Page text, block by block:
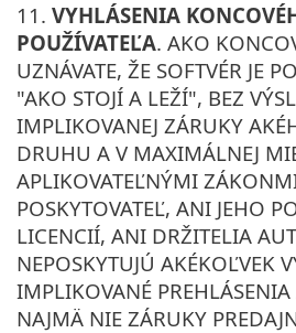
11. VYHLÁSENIA
POUŽÍVATEĽA. AKO
UZNÁVATE, ŽE SOFTVÉR JE
"AKO STOJÍ A LEŽÍ", BEZ
IMPLIKOVANEJ ZÁRUKY
DRUHU A V MAXIMÁLNEJ
APLIKOVATEĽNÝMI
POSKYTOVATEĽ, ANI JEHO
LICENCIÍ, ANI DRŽITELIA
NEPOSKYTUJÚ AKÉKOĽVEK
IMPLIKOVANÉ
NAJMÄ NIE ZÁRUKY